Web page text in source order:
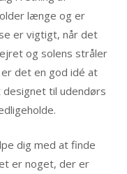
længe og er
er vigtigt, når det
og solens stråler
det en god idé at
til udendørs
dig med at finde
er noget, der er